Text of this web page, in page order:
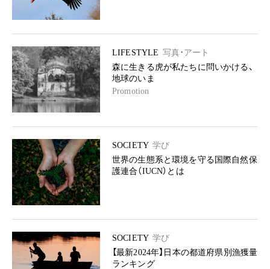
LIFESTYLE 写真・アート
森に生きる虎が私たちに問いかける、
地球のいま
Promotion
SOCIETY 学び
世界の生態系と環境を守る国際自然保
護連合（IUCN）とは
SOCIETY 学び
【最新2024年】日本の都道府県別漁獲量
ランキング